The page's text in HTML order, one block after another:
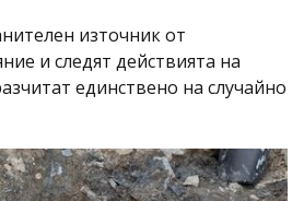
източник от
и следят действията на
единствено на случайно